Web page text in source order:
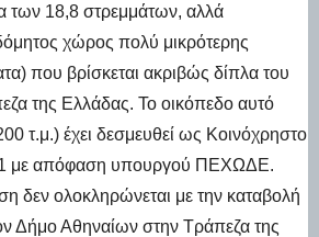
των 18,8 στρεμμάτων, αλλά
χώρος πολύ μικρότερης
που βρίσκεται ακριβώς δίπλα του
της Ελλάδας. Το οικόπεδο αυτό
τ.μ.) έχει δεσμευθεί ως Κοινόχρηστο
με απόφαση υπουργού ΠΕΧΩΔΕ.
δεν ολοκληρώνεται με την καταβολή
Δήμο Αθηναίων στην Τράπεζα της